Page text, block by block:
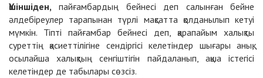
Үшіншіден, пайғамбардың бейнесі деп салынған бейне
әлдебіреулер тарапынан түрлі мақсатта қолданылып кетуі
мүмкін. Тіпті пайғамбар бейнесі деп, қарапайым халықты
суреттің қасиеттілігіне сендіргісі келетіндер шығары анық,
осылайша халықтың сенгіштігін пайдаланып, ақша істегісі
келетіндер де табылары сөзсіз.